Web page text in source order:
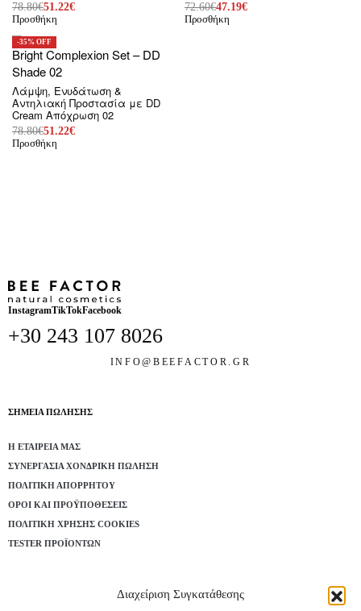
Διαχείριση Συγκατάθεσης
78.80€51.22€
Προσθήκη
72.60€47.19€
Προσθήκη
-35% OFF
Bright Complexion Set – DD
Shade 02
Λάμψη, Ενυδάτωση &
Αντηλιακή Προστασία με DD
Cream Απόχρωση 02
78.80€51.22€
Προσθήκη
InstagramTikTokFacebook
+30 243 107 8026
INFO@BEEFACTOR.GR
ΣΗΜΕΙΑ ΠΩΛΗΣΗΣ
Η ΕΤΑΙΡΕΊΑ ΜΑΣ
ΣΥΝΕΡΓΑΣΊΑ ΧΟΝΔΡΙΚΉ ΠΏΛΗΣΗ
ΠΟΛΙΤΙΚΉ ΑΠΟΡΡΉΤΟΥ
ΌΡΟΙ ΚΑΙ ΠΡΟΫΠΟΘΈΣΕΙΣ
ΠΟΛΙΤΙΚΉ ΧΡΉΣΗΣ COOKIES
TESTER ΠΡΟΪΌΝΤΩΝ
Εγγραφή στο Newsletter